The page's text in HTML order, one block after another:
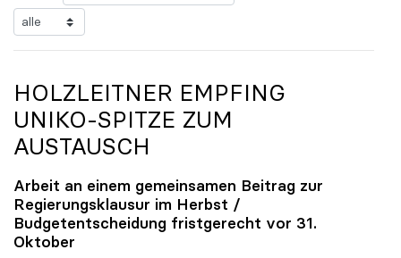
HOLZLEITNER EMPFING
UNIKO-SPITZE ZUM
AUSTAUSCH
Arbeit an einem gemeinsamen Beitrag zur
Regierungsklausur im Herbst /
Budgetentscheidung fristgerecht vor 31.
Oktober